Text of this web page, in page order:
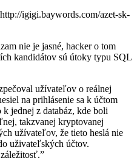
igigi.baywords.com/azet-sk-
nie je jasné, hacker o tom
kandidátov sú útoky typu SQL
užívateľov o reálnej
na prihlásenie sa k účtom
jednej z databáz, kde boli
takzvanej kryptovanej
užívateľov, že tieto heslá nie
uživateľských účtov.